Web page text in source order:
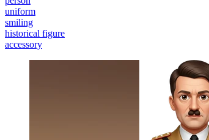
uniform
smiling
historical figure
accessory